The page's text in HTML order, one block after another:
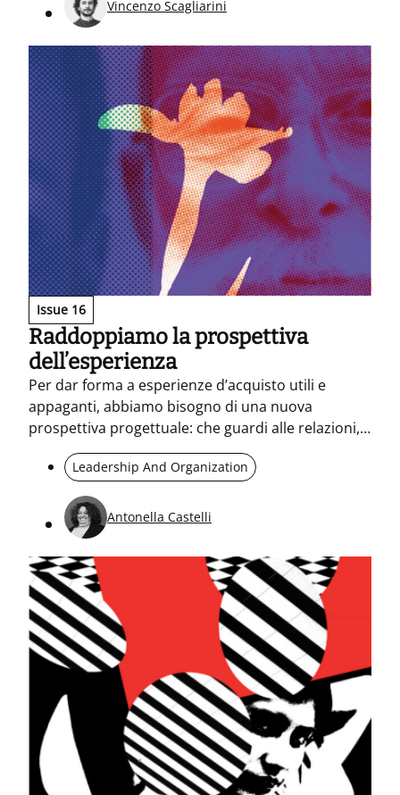
Vincenzo Scagliarini
Issue 16
Raddoppiamo la prospettiva
dell’esperienza
Per dar forma a esperienze d’acquisto utili e
appaganti, abbiamo bisogno di una nuova
prospettiva progettuale: che guardi alle relazioni,
ai comportamenti e agli impatti che le persone
generano all’interno di una comunità.
Leadership And Organization
Antonella Castelli